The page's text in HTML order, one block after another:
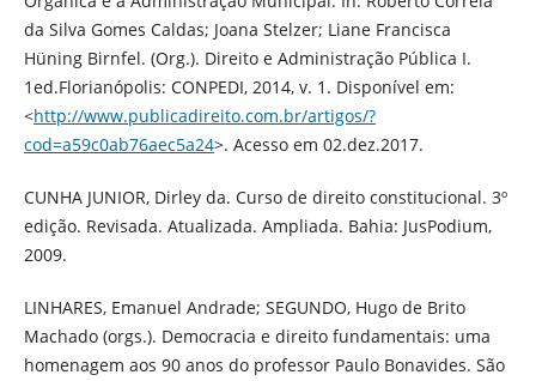
da Silva Gomes Caldas; Joana Stelzer; Liane Francisca
Hüning Birnfel. (Org.). Direito e Administração Pública I.
1ed.Florianópolis: CONPEDI, 2014, v. 1. Disponível em:
<http://www.publicadireito.com.br/artigos/?
cod=a59c0ab76aec5a24>. Acesso em 02.dez.2017.
CUNHA JUNIOR, Dirley da. Curso de direito constitucional. 3º
edição. Revisada. Atualizada. Ampliada. Bahia: JusPodium,
2009.
LINHARES, Emanuel Andrade; SEGUNDO, Hugo de Brito
Machado (orgs.). Democracia e direito fundamentais: uma
homenagem aos 90 anos do professor Paulo Bonavides. São